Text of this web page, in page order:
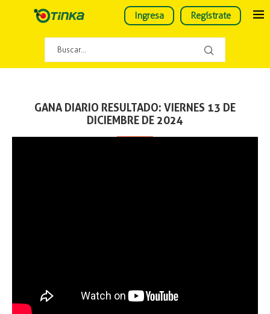
Ingresa Regístrate
GANA DIARIO RESULTADO: VIERNES 13 DE
DICIEMBRE DE 2024